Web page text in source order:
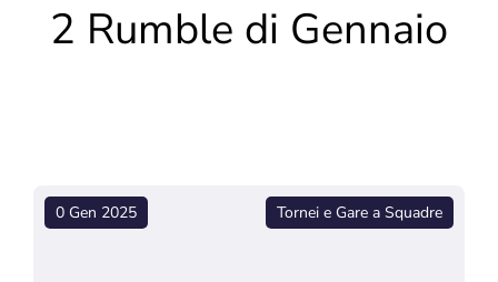
2 Rumble di Gennaio
0 Gen 2025 Tornei e Gare a Squadre